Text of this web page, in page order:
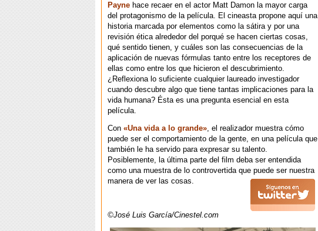
Payne hace recaer en el actor Matt Damon la mayor carga
del protagonismo de la película. El cineasta propone aquí una
historia marcada por elementos como la sátira y por una
revisión ética alrededor del porqué se hacen ciertas cosas,
qué sentido tienen, y cuáles son las consecuencias de la
aplicación de nuevas fórmulas tanto entre los receptores de
ellas como entre los que hicieron el descubrimiento.
¿Reflexiona lo suficiente cualquier laureado investigador
cuando descubre algo que tiene tantas implicaciones para la
vida humana? Ésta es una pregunta esencial en esta
película.
Con «Una vida a lo grande», el realizador muestra cómo
puede ser el comportamiento de la gente, en una película que
también le ha servido para expresar su talento.
Posiblemente, la última parte del film deba ser entendida
como una muestra de lo controvertida que puede ser nuestra
manera de ver las cosas.
©José Luis García/Cinestel.com